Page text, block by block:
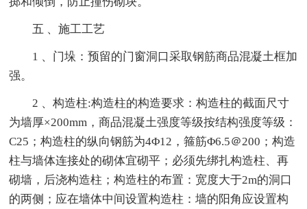
五 、施工工艺
1 、门垛：预留的门窗洞口采取钢筋商品混凝土框加
强。
2 、构造柱:构造柱的构造要求：构造柱的截面尺寸
为墙厚×200mm，商品混凝土强度等级按结构强度等级：
C25；构造柱的纵向钢筋为4Φ12，箍筋Φ6.5＠200；构造
柱与墙体连接处的砌体宜砌平；必须先绑扎构造柱、再
砌墙，后浇构造柱；构造柱的布置：宽度大于2m的洞口
的两侧；应在墙体中间设置构造柱：墙的阳角应设置构